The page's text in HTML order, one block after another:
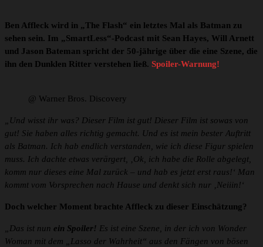
Ben Affleck wird in „The Flash“ ein letztes Mal als Batman zu
sehen sein. Im „SmartLess“-Podcast mit Sean Hayes, Will Arnett
und Jason Bateman spricht der 50-jährige über die eine Szene, die
ihn den Dunklen Ritter verstehen ließ. Spoiler-Warnung!
@ Warner Bros. Discovery
„Und wisst ihr was? Dieser Film ist gut! Dieser Film ist sowas von
gut! Sie haben alles richtig gemacht. Und es ist mein bester Auftritt
als Batman. Ich hab endlich verstanden, wie ich diese Figur spielen
muss. Ich dachte etwas verärgert, ‚Ok, ich habe die Rolle abgelegt,
komm nur dieses eine Mal zurück – und hab es jetzt erst raus!‘ Man
kommt vom Vorsprechen nach Hause und denkt sich nur ‚Neiiin!‘
Doch welcher Moment brachte Affleck zu dieser Einschätzung?
„Das ist nun ein Spoiler! Es ist eine Szene, in der ich von Wonder
Woman mit dem „Lasso der Wahrheit“ aus den Fängen von bösen